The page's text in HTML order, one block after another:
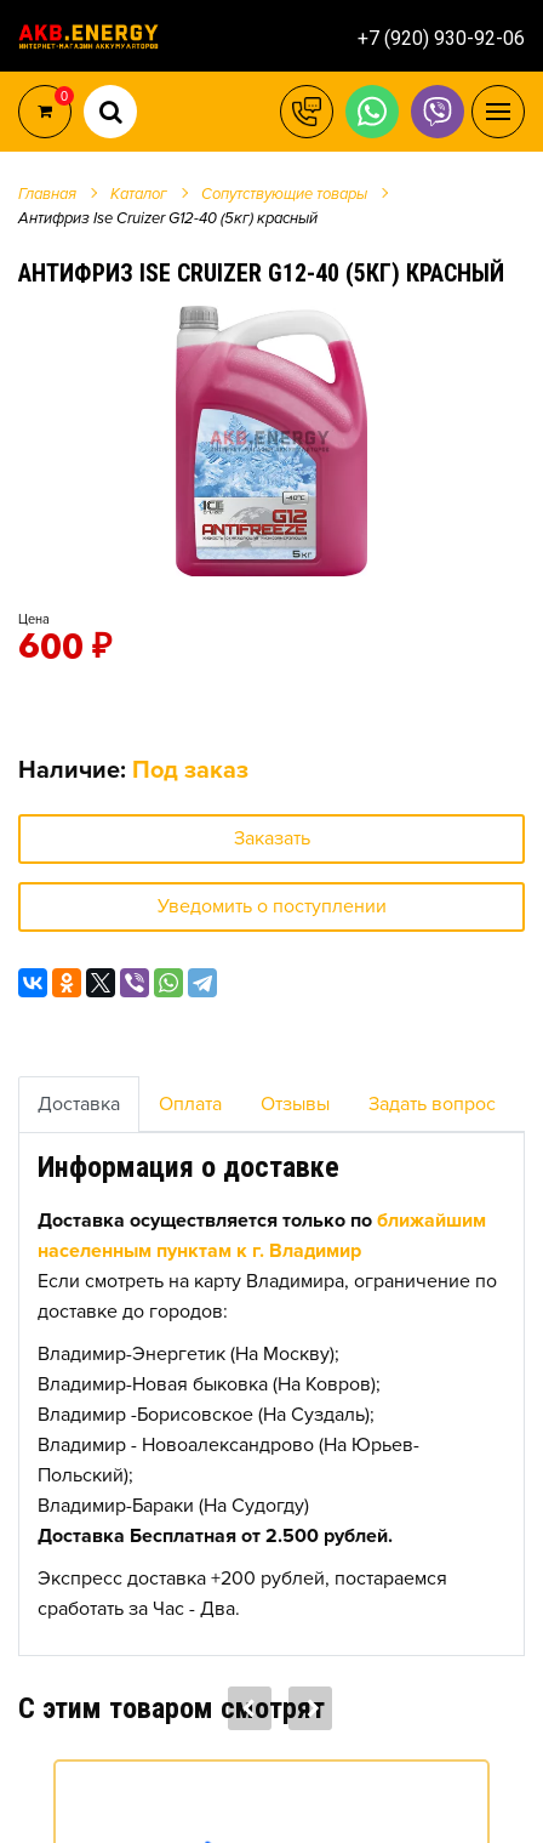
+7 (920) 930-92-06
0
Главная Каталог
Сопутствующие товары
Антифриз Ise Cruizer G12-40 (5кг) красный
АНТИФРИЗ ISE CRUIZER G12-40 (5КГ) КРАСНЫЙ
Цена
600 ₽
Наличие: Под заказ
Заказать
Уведомить о поступлении
Доставка Оплата Отзывы Задать вопрос
Информация о доставке
Доставка осуществляется только по ближайшим
населенным пунктам к г. Владимир
Если смотреть на карту Владимира, ограничение по
доставке до городов:
Владимир-Энергетик (На Москву);
Владимир-Новая быковка (На Ковров);
Владимир -Борисовское (На Суздаль);
Владимир - Новоалександрово (На Юрьев-
Польский);
Владимир-Бараки (На Судогду)
Доставка Бесплатная от 2.500 рублей.
Экспресс доставка +200 рублей, постараемся
сработать за Час - Два.
C этим товаром смотрят